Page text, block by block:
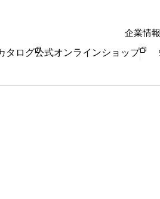
企業情報
タログ公式オンラインショップ